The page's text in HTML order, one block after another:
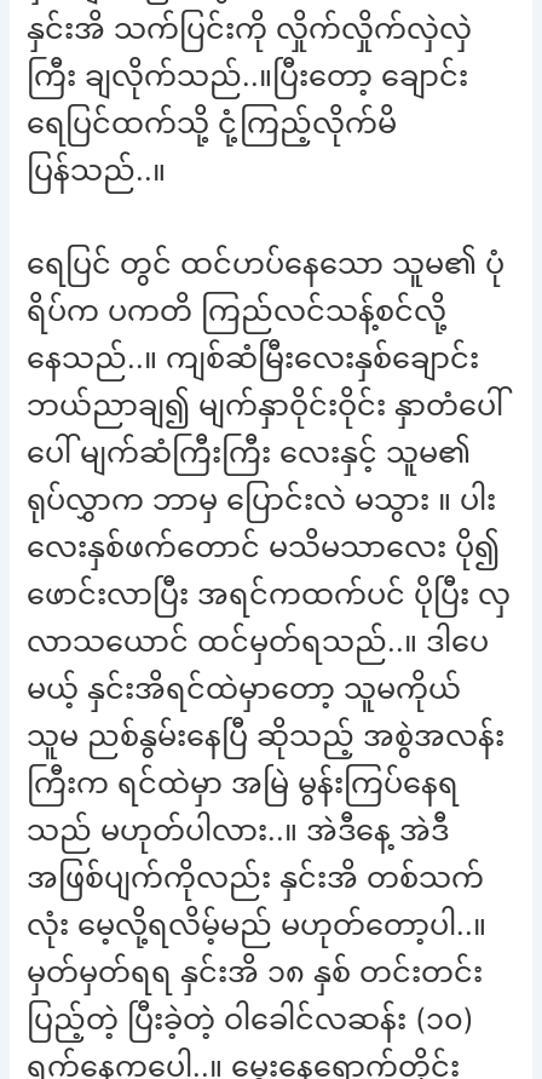
နှင်းအိ သက်ပြင်းကို လှိုက်လှိုက်လှဲလှဲ
ကြီး ချလိုက်သည်..။ပြီးတော့ ချောင်း
ရေပြင်ထက်သို့ ငုံ့ကြည့်လိုက်မိ
ပြန်သည်..။
ရေပြင် တွင် ထင်ဟပ်နေသော သူမ၏ ပုံ
ရိပ်က ပကတိ ကြည်လင်သန့်စင်လို့
နေသည်..။ ကျစ်ဆံမြီးလေးနှစ်ချောင်း
ဘယ်ညာချ၍ မျက်နှာဝိုင်းဝိုင်း နှာတံပေါ်
ပေါ် မျက်ဆံကြီးကြီး လေးနှင့် သူမ၏
ရုပ်လွှာက ဘာမှ ပြောင်းလဲ မသွား ။ ပါး
လေးနှစ်ဖက်တောင် မသိမသာလေး ပို၍
ဖောင်းလာပြီး အရင်ကထက်ပင် ပိုပြီး လှ
လာသယောင် ထင်မှတ်ရသည်..။ ဒါပေ
မယ့် နှင်းအိရင်ထဲမှာတော့ သူမကိုယ်
သူမ ညစ်နွမ်းနေပြီ ဆိုသည့် အစွဲအလန်း
ကြီးက ရင်ထဲမှာ အမြဲ မွန်းကြပ်နေရ
သည် မဟုတ်ပါလား..။ အဲဒီနေ့ အဲဒီ
အဖြစ်ပျက်ကိုလည်း နှင်းအိ တစ်သက်
လုံး မေ့လို့ရလိမ့်မည် မဟုတ်တော့ပါ..။
မှတ်မှတ်ရရ နှင်းအိ ၁၈ နှစ် တင်းတင်း
ပြည့်တဲ့ ပြီးခဲ့တဲ့ ဝါခေါင်လဆန်း (၁၀)
ရက်နေ့ကပေါ့..။ မွေးနေ့ရောက်တိုင်း